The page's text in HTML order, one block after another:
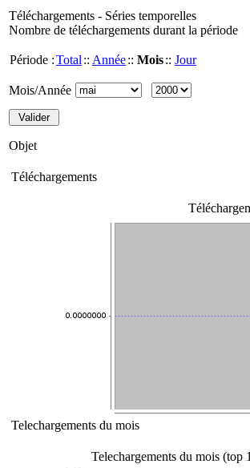
Téléchargements - Séries temporelles
Nombre de téléchargements durant la période
Période :Total :: Année:: Mois:: Jour
Mois/Année
Objet
Téléchargements
Telechargements du mois
Telechargements du mois (top